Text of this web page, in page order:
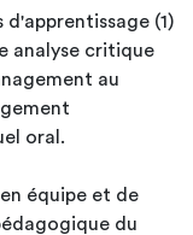
d'apprentissage (1)
analyse critique
au
oral.
équipe et de
du